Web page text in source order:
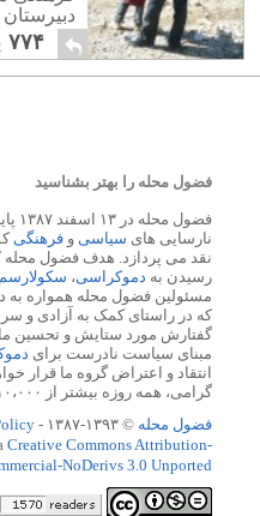
دبیرستان
دریافت
۷۷۴
فضول محله را بهتر بشناسید
نارسایی های سیاسی و فرهنگی
نقد می پردازد. هدف فضول
رسیدن به دموکراسی، سکولارسم
مسئولین فضول محله همواره به
که در راستای کمک به آزادی و
گفتارش مورد ستایش و تحسین ما
مبنای سیاست نادرست برای
انتقاد و اعتراض گروه ما قرار
گرامی، همه روزه بیشتر از ۱۰،۰۰۰ نفر از این سایت دیدن می کنند.
فضول محله © ۱۳۹۳-۱۳۸۷ -
Creative Commons Attribution-
NoDerivs 3.0 Unported